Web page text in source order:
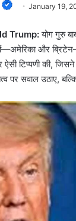
January 19,
Trump:योग गुरु
और
ऐसी टिप्पणी की,
सवाल उठाए,